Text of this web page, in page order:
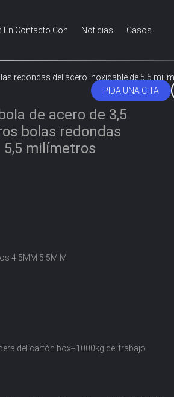
En Contacto Con Noticias Casos
PIDA UNA CITA
redondas del acero inoxidable de 5,5
de acero de 3,5
bolas redondas
milímetros
4.5MM 5.5M M
del cartón box+1000kg del trabajo